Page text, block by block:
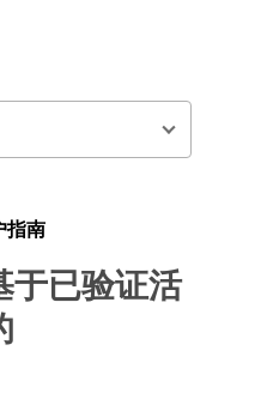
指南
于已验证活